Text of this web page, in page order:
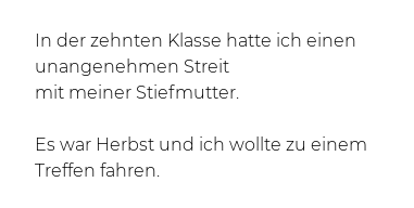
In der zehnten Klasse hatte ich einen
unangenehmen Streit
mit meiner Stiefmutter.
Es war Herbst und ich wollte zu einem
Treffen fahren.